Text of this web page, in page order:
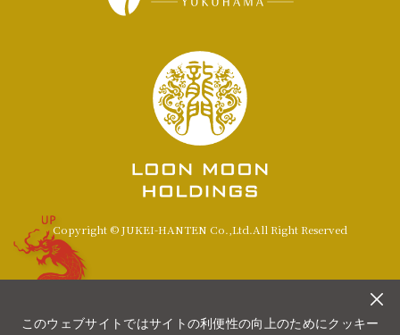
Copyright © JUKEI-HANTEN Co.,Ltd.All Right Reserved
UP
このウェブサイトではサイトの利便性の向上のためにクッキー